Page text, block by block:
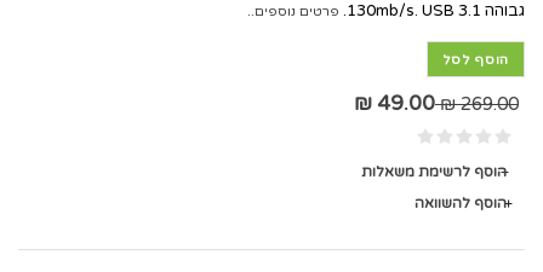
גבוהה 130mb/s. USB 3.1.
פרטים נוספים..
הוסף לסל
269.00 ₪
49.00 ₪
הוסף לרשימת משאלות
הוסף להשוואה